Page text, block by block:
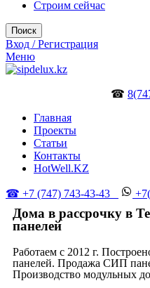
Строим сейчас
Поиск
Вход / Регистрация
Меню
☎
Главная
Проекты
Статьи
Контакты
HotWell.KZ
☎ +7 (747) 743-43-43
Дома в рассрочку в
панелей
Работаем с 2012 г.
панелей. Продажа СИП
Производство модульных